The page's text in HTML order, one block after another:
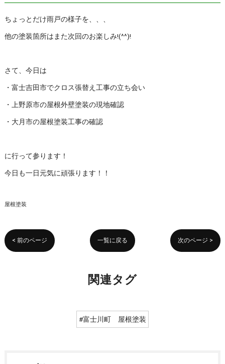
ちょっとだけ雨戸の様子を、、、
他の塗装箇所はまた次回のお楽しみ!(^^)!
さて、今日は
・富士吉田市でクロス張替え工事の立ち会い
・上野原市の屋根外壁塗装の現地確認
・大月市の屋根塗装工事の確認
に行って参ります！
今日も一日元気に頑張ります！！
屋根塗装
< 前のページ 一覧に戻る 次のページ >
関連タグ
#富士川町 屋根塗装